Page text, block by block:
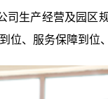
产经营及园区
、服务保障到位